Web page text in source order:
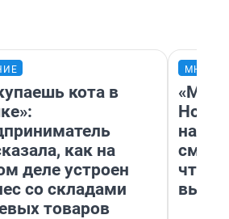
кота в
как на
деле устроен
со складами
товаров
«Мы